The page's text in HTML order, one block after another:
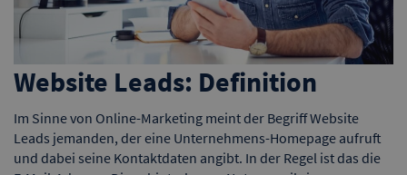
Website Leads: Definition
Im Sinne von Online-Marketing meint der Begriff Website
Leads jemanden, der eine Unternehmens-Homepage aufruft
und dabei seine Kontaktdaten angibt. In der Regel ist das die